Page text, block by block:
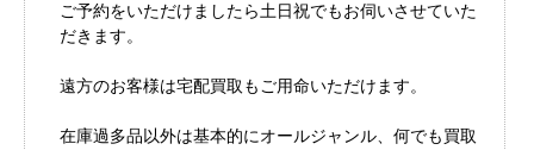
ご予約をいただけましたら土日祝でもお伺いさせていた
だきます。
遠方のお客様は宅配買取もご用命いただけます。
在庫過多品以外は基本的にオールジャンル、何でも買取